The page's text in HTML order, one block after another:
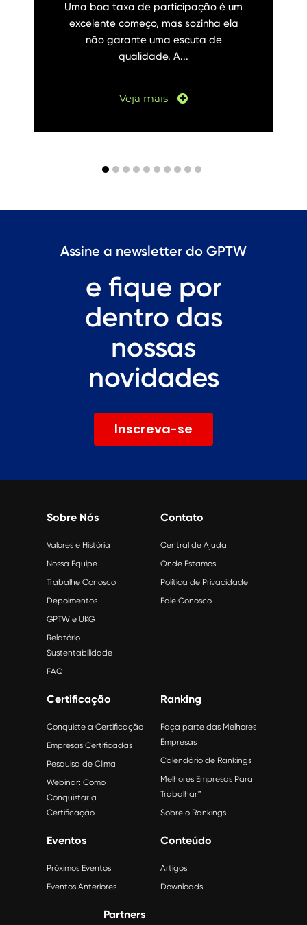
Uma boa taxa de participação é um
excelente começo, mas sozinha ela
não garante uma escuta de
qualidade. A...
Veja mais
Assine a newsletter do GPTW
e fique por
dentro das
nossas
novidades
Inscreva-se
Sobre Nós
Valores e História
Nossa Equipe
Trabalhe Conosco
Depoimentos
GPTW e UKG
Relatório
Sustentabilidade
FAQ
Contato
Central de Ajuda
Onde Estamos
Política de Privacidade
Fale Conosco
Certificação
Conquiste a Certificação
Empresas Certificadas
Pesquisa de Clima
Webinar: Como
Conquistar a
Certificação
Ranking
Faça parte das Melhores
Empresas
Calendário de Rankings
Melhores Empresas Para
Trabalhar™
Sobre o Rankings
Eventos
Próximos Eventos
Eventos Anteriores
Conteúdo
Artigos
Downloads
Partners